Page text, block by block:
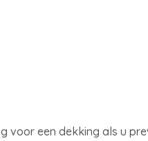
voor een dekking als u